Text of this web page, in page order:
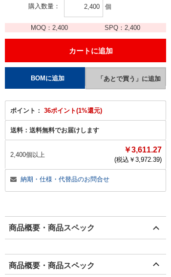
購入数量 個
MOQ： 2,400 SPQ：2,400
ポイント： 36ポイント(1%還元)
送料： 送料無料でお届けします
2,400個以上
￥3,611.27
(税込￥ 3,972.39)
納期・仕様・代替品のお問合せ
商品概要・商品スペック
商品概要・商品スペック